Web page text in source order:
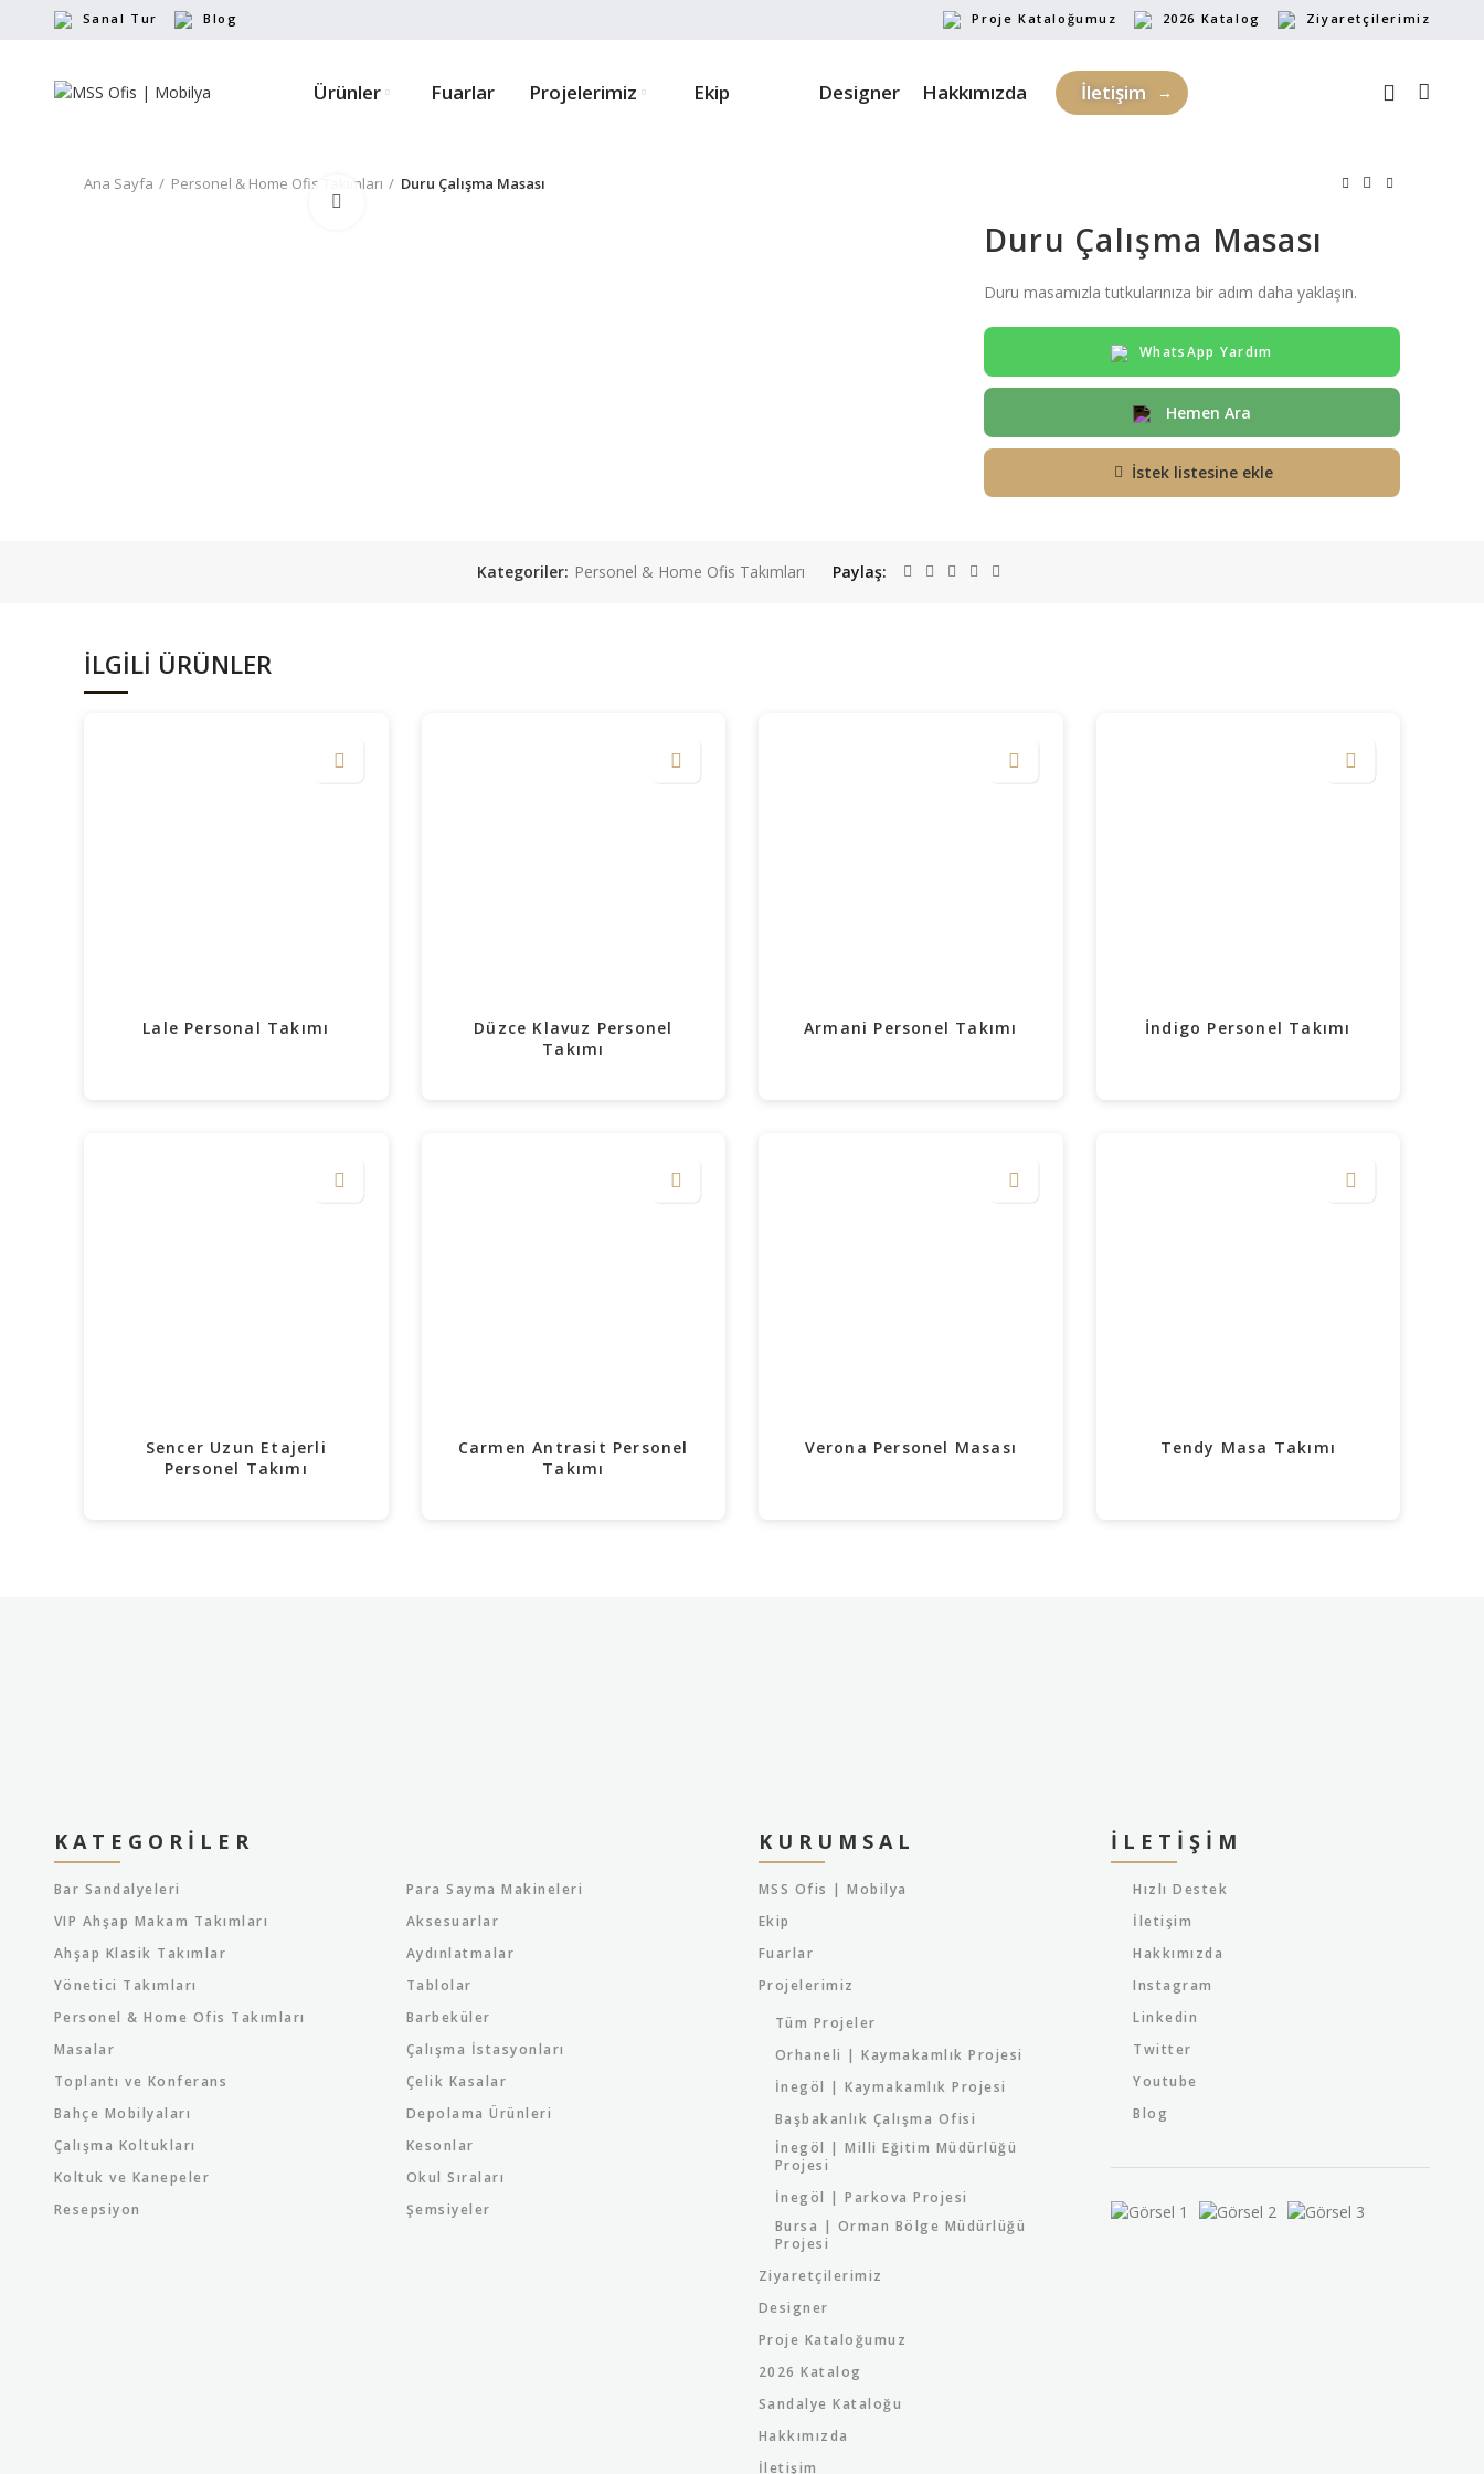
Sanal Tur Blog Proje Kataloğumuz 2026 Katalog Ziyaretçilerimiz
Ürünler Fuarlar Projelerimiz Ekip Designer Hakkımızda İletişim
Ana Sayfa Personel & Home Ofis Takımları
Duru Çalışma Masası
Duru Çalışma Masası
Duru masamızla tutkularınıza bir adım daha yaklaşın.
WhatsApp Yardım
Hemen Ara
İstek listesine ekle
Kategoriler: Personel & Home Ofis Takımları Paylaş
İLGILI ÜRÜNLER
Lale Personal Takımı
Düzce Klavuz Personel
Takımı
Armani Personel Takımı İndigo Personel Takımı
Sencer Uzun Etajerli
Personel Takımı
Carmen Antrasit Personel
Takımı
Verona Personel Masası Tendy Masa Takımı
KATEGORILER
Bar Sandalyeleri
VIP Ahşap Makam Takımları
Ahşap Klasik Takımlar
Yönetici Takımları
Personel & Home Ofis Takımları
Masalar
Toplantı ve Konferans
Bahçe Mobilyaları
Çalışma Koltukları
Koltuk ve Kanepeler
Resepsiyon
Para Sayma Makineleri
Aksesuarlar
Aydınlatmalar
Tablolar
Barbeküler
Çalışma İstasyonları
Çelik Kasalar
Depolama Ürünleri
Kesonlar
Okul Sıraları
Şemsiyeler
KURUMSAL
MSS Ofis | Mobilya
Ekip
Fuarlar
Projelerimiz
Tüm Projeler
Orhaneli | Kaymakamlık Projesi
İnegöl | Kaymakamlık Projesi
Başbakanlık Çalışma Ofisi
İnegöl | Milli Eğitim Müdürlüğü
Projesi
İnegöl | Parkova Projesi
Bursa | Orman Bölge Müdürlüğü
Projesi
Ziyaretçilerimiz
Designer
Proje Kataloğumuz
2026 Katalog
Sandalye Kataloğu
Hakkımızda
İletişim
İLETIŞIM
Hızlı Destek
İletişim
Hakkımızda
Instagram
Linkedin
Twitter
Youtube
Blog